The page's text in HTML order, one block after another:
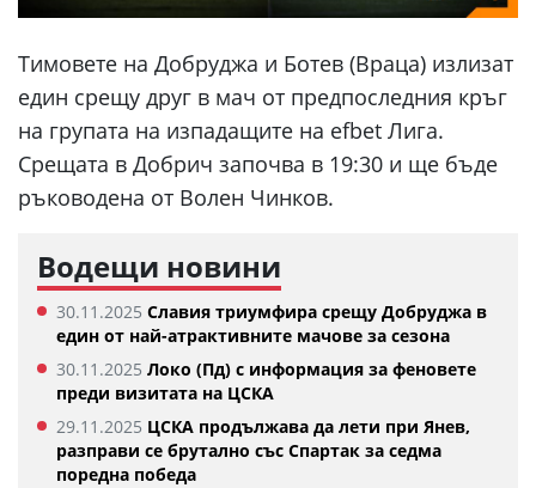
Тимовете на Добруджа и Ботев (Враца) излизат
един срещу друг в мач от предпоследния кръг
на групата на изпадащите на efbet Лига.
Срещата в Добрич започва в 19:30 и ще бъде
ръководена от Волен Чинков.
Водещи новини
30.11.2025 Славия триумфира срещу Добруджа в
един от най-атрактивните мачове за сезона
30.11.2025 Локо (Пд) с информация за феновете
преди визитата на ЦСКА
29.11.2025 ЦСКА продължава да лети при Янев,
разправи се брутално със Спартак за седма
поредна победа